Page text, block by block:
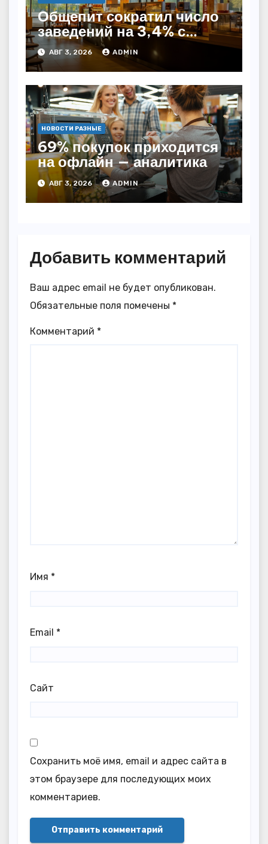
Общепит сократил число
заведений на 3,4% с
начала года — INFOLine
АВГ 3, 2026 ADMIN
НОВОСТИ РАЗНЫЕ
69% покупок приходится
на офлайн — аналитика
АВГ 3, 2026 ADMIN
Добавить комментарий
Ваш адрес email не будет опубликован.
Обязательные поля помечены *
Комментарий *
Имя *
Email *
Сайт
Сохранить моё имя, email и адрес сайта в
этом браузере для последующих моих
комментариев.